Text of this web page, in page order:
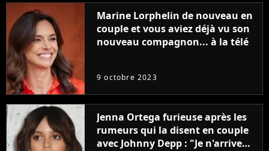
Marine Lorphelin de nouveau en
couple et vous aviez déjà vu son
nouveau compagnon... à la télé
9 octobre 2023
Jenna Ortega furieuse après les
rumeurs qui la disent en couple
avec Johnny Depp : "Je n'arrive